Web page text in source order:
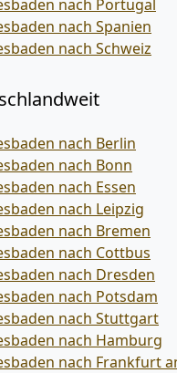
nach Portugal
nach Spanien
nach Schweiz
nach Berlin
nach Bonn
nach Essen
nach Leipzig
nach Bremen
nach Cottbus
nach Dresden
nach Potsdam
nach Stuttgart
nach Hamburg
nach Frankfurt